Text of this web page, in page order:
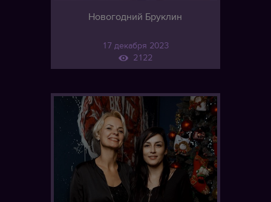
Новогодний Бруклин
17 декабря 2023
2122